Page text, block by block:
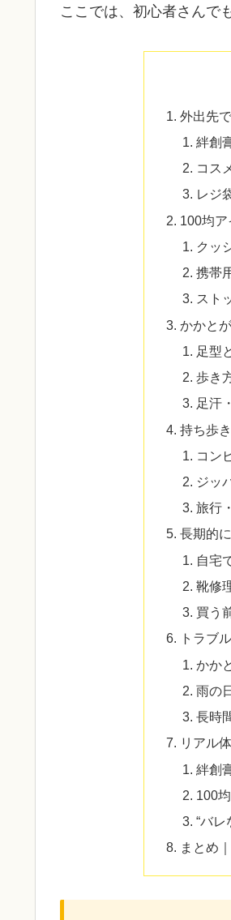
ここでは、初心者さんで
外出先
絆創
コス
レジ
100均ア
クッ
携帯
スト
かかと
足型
歩き
足汗
持ち歩
コン
ジッ
旅行
長期的
自宅
靴修
買う
トラブ
かか
雨の
長時
リアル
絆創
100
“バ
まとめ